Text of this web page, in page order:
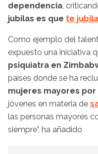
dependencia,
jubilas es que te
Como ejemplo del
expuesto una iniciativa
psiquiatra en
países donde se ha
mujeres mayores
jóvenes en materia de
las personas mayores
siempre", ha añadido